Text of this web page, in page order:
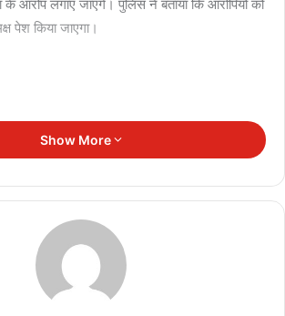
आरोप लगाए जाएंगे। पुलिस ने बताया कि आरोपियों को
पेश किया जाएगा।
Show More